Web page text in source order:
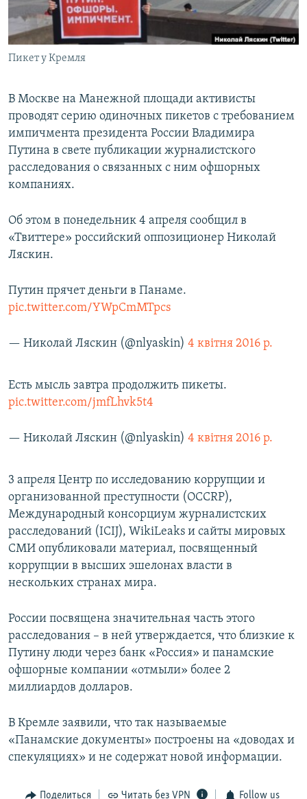
ПОБЕДИТЕЛЕЙ НЕ СУДЯТ?
КРЫМ.НЕПОКОРЕННЫЙ
ELIFBE
ПРИСОЕДИНЯЙТЕСЬ!
Все сайты RFE/RL
Пикет у Кремля
В Москве на Манежной площади активисты
проводят серию одиночных пикетов с требованием
импичмента президента России Владимира
Путина в свете публикации журналистского
расследования о связанных с ним офшорных
компаниях.
Об этом в понедельник 4 апреля сообщил в
«Твиттере» российский оппозиционер Николай
Ляскин.
Путин прячет деньги в Панаме.
pic.twitter.com/YWpCmMTpcs
— Николай Ляскин (@nlyaskin) 4 квітня 2016 р.
Есть мысль завтра продолжить пикеты.
pic.twitter.com/jmfLhvk5t4
— Николай Ляскин (@nlyaskin) 4 квітня 2016 р.
3 апреля Центр по исследованию коррупции и
организованной преступности (OCCRP),
Международный консорциум журналистских
расследований (ICIJ), WikiLeaks и сайты мировых
СМИ опубликовали материал, посвященный
коррупции в высших эшелонах власти в
нескольких странах мира.
России посвящена значительная часть этого
расследования – в ней утверждается, что близкие к
Путину люди через банк «Россия» и панамские
офшорные компании «отмыли» более 2
миллиардов долларов.
В Кремле заявили, что так называемые
«Панамские документы» построены на «доводах и
спекуляциях» и не содержат новой информации.
Поделиться Читать без VPN Follow us